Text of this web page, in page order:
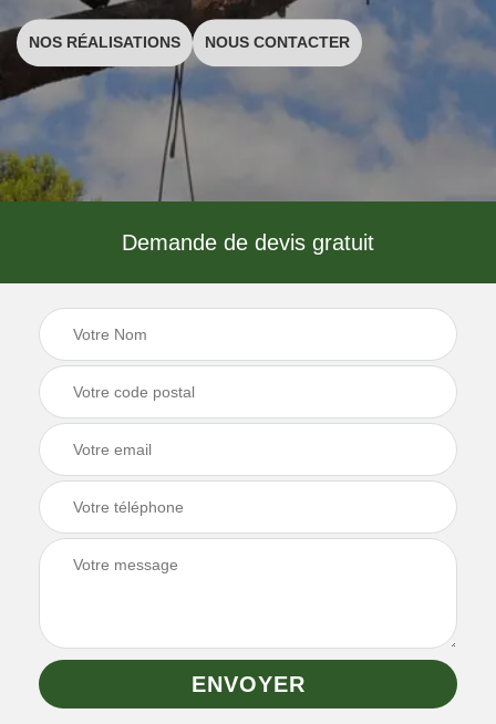
NOS RÉALISATIONS NOUS CONTACTER
Demande de devis gratuit